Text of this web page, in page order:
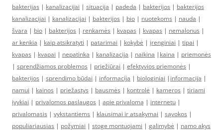
bakterijas | kanalizacijai | situacija | padeda | bakterijos | bakterijos
kanalizacijai | kanalizacijai | bakterijos | bio | nuotekoms | nauda |
švara | bio | bakterijos | renkamės | kvapas | kvapas | nemalonus |
ar kenkia | kaip atsikratyti | patarimai | kokybė | įrenginiai | tipai |
kvapas | kvapai | nepatinka | kanalizacija | naikina | kaina | priemonės
| sprendžiamos problemos | priežiūrai | efektyvios priemonės |
bakterijos | sprendimo būdai | informacija | biologiniai | informacija |
namui | kainos | priežastys | bausmės | kontrolė | kameros | tiriami
įvykiai | privalomos paslaugos | apie privalomą | internetu |
privalomasis | vykstantiems | klausimai ir atsakymai | sąvokos |
populiariausias | požymiai | stoge montuojami | galimybė | namo akys